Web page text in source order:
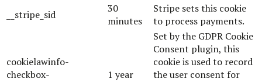
__stripe_sid
30
minutes
Stripe sets this cookie
to process payments.
cookielawinfo-
checkbox-
1 year
Set by the GDPR Cookie
Consent plugin, this
cookie is used to record
the user consent for